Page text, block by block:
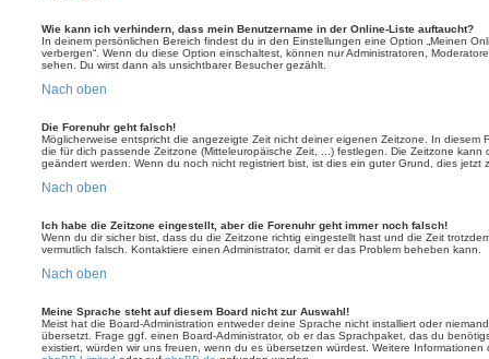
Wie kann ich verhindern, dass mein Benutzername in der Online-Liste auftaucht?
In deinem persönlichen Bereich findest du in den Einstellungen eine Option „Meinen
verbergen“. Wenn du diese Option einschaltest, können nur Administratoren,
sehen. Du wirst dann als unsichtbarer Besucher gezählt.
Nach oben
Die Forenuhr geht falsch!
Möglicherweise entspricht die angezeigte Zeit nicht deiner eigenen Zeitzone. In diesem
die für dich passende Zeitzone (Mitteleuropäische Zeit, ...) festlegen. Die Zeitzone kann
geändert werden. Wenn du noch nicht registriert bist, ist dies ein guter Grund, dies jetzt
Nach oben
Ich habe die Zeitzone eingestellt, aber die Forenuhr geht immer noch falsch!
Wenn du dir sicher bist, dass du die Zeitzone richtig eingestellt hast und die Zeit
vermutlich falsch. Kontaktiere einen Administrator, damit er das Problem beheben kann.
Nach oben
Meine Sprache steht auf diesem Board nicht zur Auswahl!
Meist hat die Board-Administration entweder deine Sprache nicht installiert oder
übersetzt. Frage ggf. einen Board-Administrator, ob er das Sprachpaket, das du
existiert, würden wir uns freuen, wenn du es übersetzen würdest. Weitere